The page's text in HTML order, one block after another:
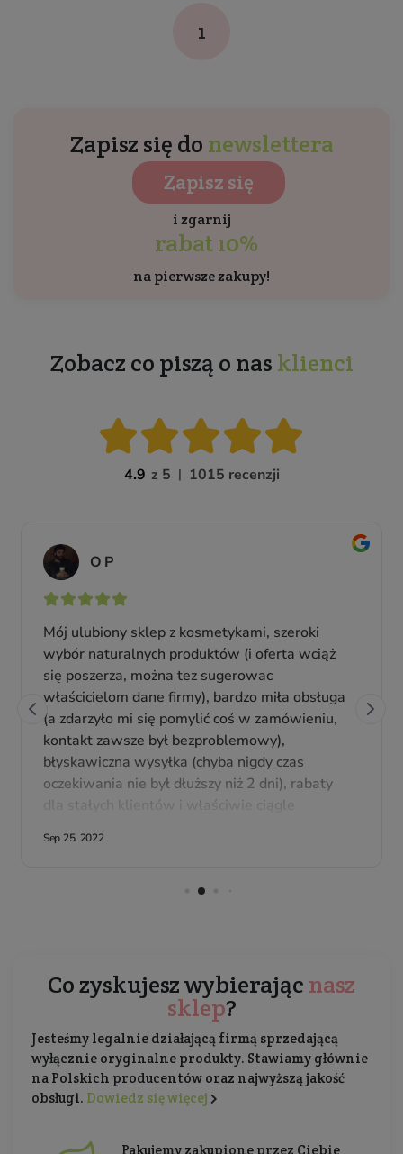
1
Zapisz się do newslettera
Zapisz się
i zgarnij
rabat 10%
na pierwsze zakupy!
Zobacz co piszą o nas klienci
Co zyskujesz wybierając nasz
sklep?
Jesteśmy legalnie działającą firmą sprzedającą
wyłącznie oryginalne produkty. Stawiamy głównie
na Polskich producentów oraz najwyższą jakość
obsługi. Dowiedz się więcej
Pakujemy zakupione przez Ciebie